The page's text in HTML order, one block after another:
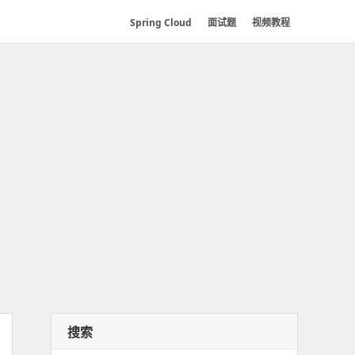
Spring Cloud 面试题 视频教程
搜索